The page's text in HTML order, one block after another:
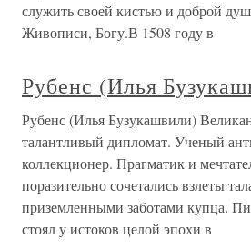
служить своей кистью и доброй
Живописи, Богу.В 1508 году в
Рубенс (Илья
Рубенс (Илья Бузукашвили)
талантливый дипломат. Ученый
коллекционер. Прагматик и
поразительно сочетались взлеты
приземленными заботами купца.
стоял у истоков целой эпохи в